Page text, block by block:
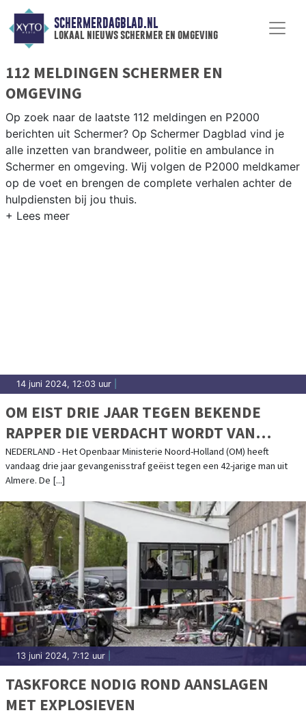
SCHERMERDAGBLAD.NL
lokaal nieuws schermer en omgeving
112 MELDINGEN SCHERMER EN
OMGEVING
Op zoek naar de laatste 112 meldingen en P2000
berichten uit Schermer? Op Schermer Dagblad vind je
alle inzetten van brandweer, politie en ambulance in
Schermer en omgeving. Wij volgen de P2000 meldkamer
op de voet en brengen de complete verhalen achter de
hulpdiensten bij jou thuis.
14 juni 2024, 12:03 uur
OM EIST DRIE JAAR TEGEN BEKENDE
RAPPER DIE VERDACHT WORDT VAN
VERKRACHTING EN AANRANDING
NEDERLAND - Het Openbaar Ministerie Noord-Holland (OM) heeft
vandaag drie jaar gevangenisstraf geëist tegen een 42-jarige man uit
Almere. De [...]
13 juni 2024, 7:12 uur
TASKFORCE NODIG ROND AANSLAGEN
MET EXPLOSIEVEN